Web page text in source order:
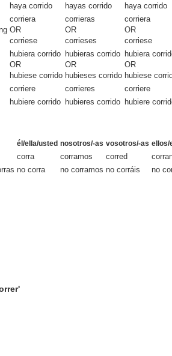
haya corrido hayas corrido haya corrido
corriera
OR
corriese
corrieras
OR
corrieses
corriera
OR
corriese
hubiera corrido
OR
hubiese corrido
hubieras corrido
OR
hubieses corrido
hubiera
OR
hubiese
corriere corrieres corriere
hubiere corrido hubieres corrido hubiere
él/ella/usted nosotros/-as vosotros/-as ellos/
corra corramos corred
no corra no corramos no corráis no